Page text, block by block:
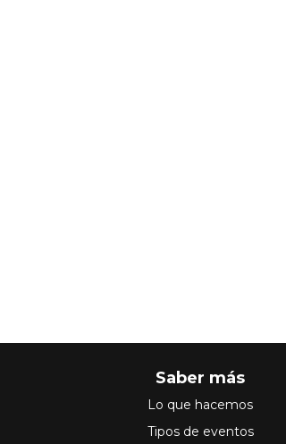
Saber más
Lo que hacemos
Tipos de eventos